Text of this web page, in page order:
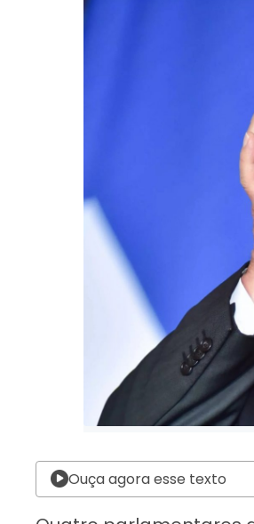
Ouça agora esse texto